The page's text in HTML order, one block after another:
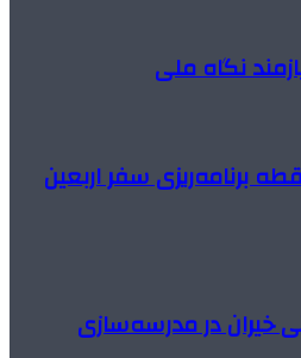
نگاه ملی
برنامه‌ریزی سفر اربعین